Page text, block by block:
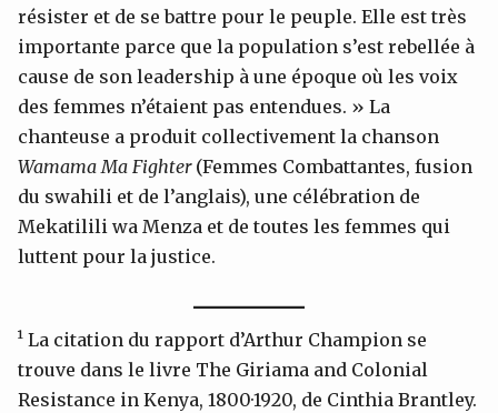
résister et de se battre pour le peuple. Elle est très
importante parce que la population s’est rebellée à
cause de son leadership à une époque où les voix
des femmes n’étaient pas entendues. » La
chanteuse a produit collectivement la chanson
WamamaMa Fighter(Femmes Combattantes, fusion
du swahili et de l’anglais), une célébration de
Mekatilili wa Menza et de toutes les femmes qui
luttent pour la justice.
¹ La citation du rapport d’Arthur Champion se
trouve dans le livre The Giriama and Colonial
Resistance in Kenya, 1800·1920, de Cinthia Brantley.